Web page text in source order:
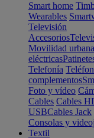
Smart home
Wearables
Televisión
Accesorios
Movilidad urbana
eléctricas
Telefonía
complementos
Foto y vídeo
Cables Cables
USBCables Jack
Consolas y
Textil